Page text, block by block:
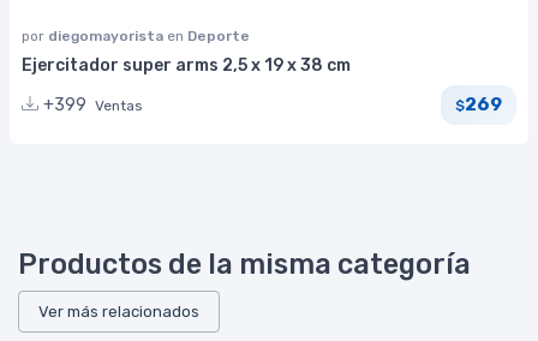
por diegomayorista en Deporte
Ejercitador super arms 2,5 x 19 x 38 cm
+399 Ventas $269
Productos de la misma categoría
Ver más relacionados